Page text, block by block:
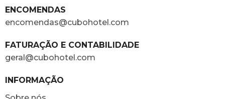
ENCOMENDAS
encomendas@cubohotel.com
FATURAÇÃO E CONTABILIDADE
geral@cubohotel.com
INFORMAÇÃO